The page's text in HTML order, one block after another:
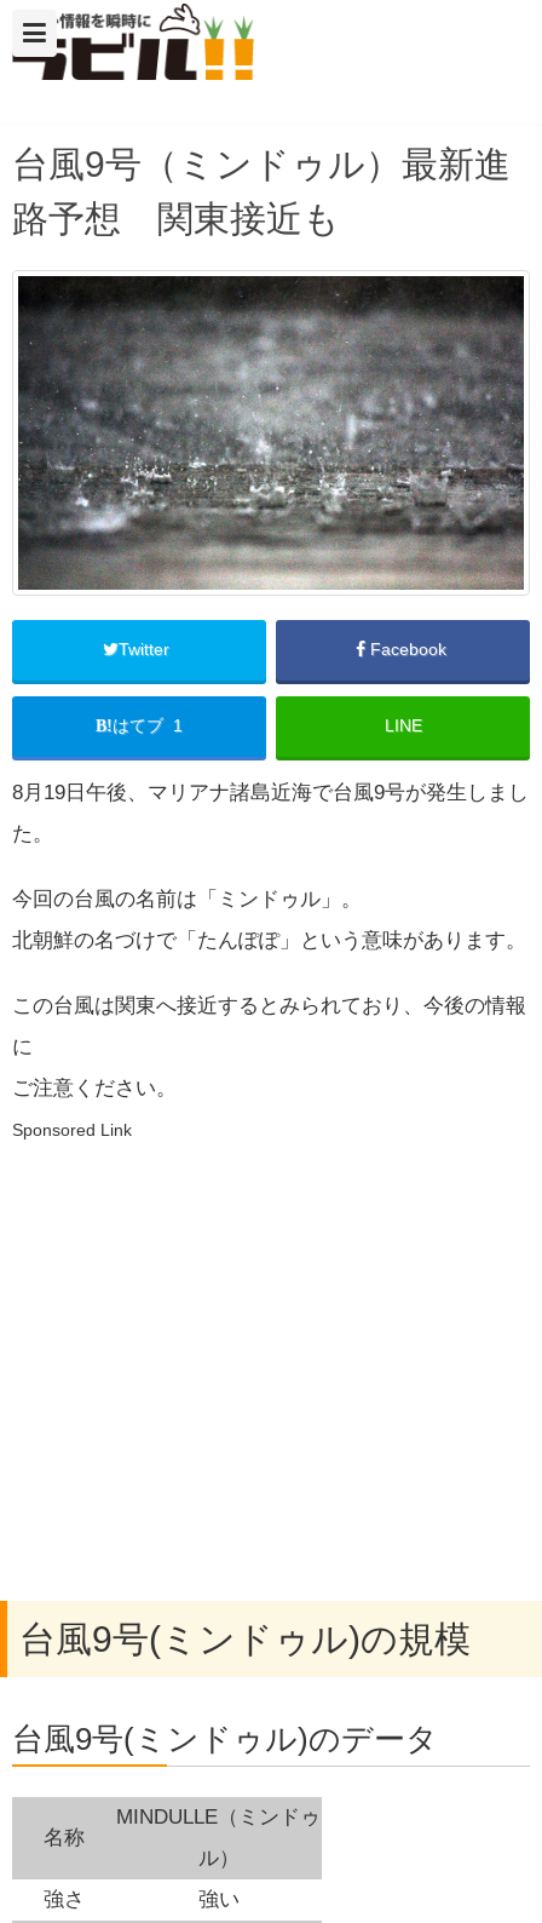
台風9号（ミンドゥル）最新進
路予想 関東接近も
Twitter Facebook
はてブ 1 LINE
8月19日午後、マリアナ諸島近海で台風9号が発生しまし
た。
今回の台風の名前は「ミンドゥル」。
北朝鮮の名づけで「たんぽぽ」という意味があります。
この台風は関東へ接近するとみられており、今後の情報
に
ご注意ください。
Sponsored Link
台風9号(ミンドゥル)の規模
台風9号(ミンドゥル)のデータ
名称
MINDULLE（ミンドゥ
ル）
強さ
強い